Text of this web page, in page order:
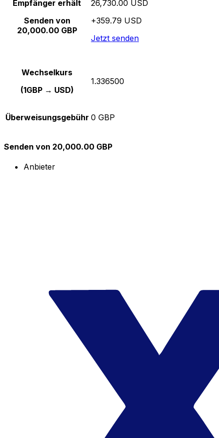
Empfänger erhält
Senden von
20,000.00 GBP
26,730.00 USD
+359.79 USD
Jetzt senden
Wechselkurs
(1GBP → USD)
1.336500
Überweisungsgebühr 0 GBP
Senden von 20,000.00 GBP
Anbieter